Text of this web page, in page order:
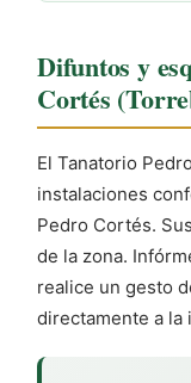
Difuntos y
Cortés
El Tanatorio
instalaciones
Pedro Cortés.
de la zona.
realice un gesto
directamente a la